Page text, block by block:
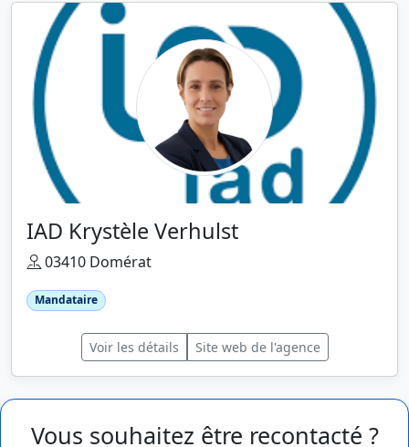
IAD Krystèle Verhulst
03410 Domérat
Mandataire
Voir les détails Site web de l'agence
Vous souhaitez être recontacté ?